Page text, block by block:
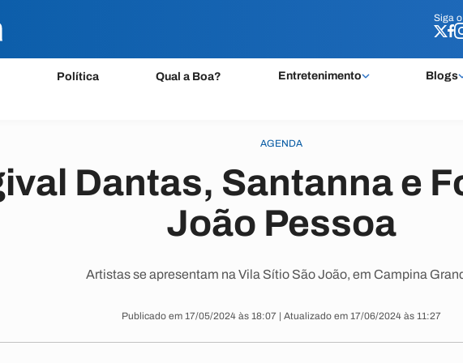
Siga o
Política Qual a Boa? Entretenimento Blogs
Siga o
AGENDA
Dantas, Santanna e
João Pessoa
Artistas se apresentam na Vila Sítio São João, em Campina
Publicado em 17/05/2024 às 18:07 | Atualizado em 17/06/2024 às 11:27